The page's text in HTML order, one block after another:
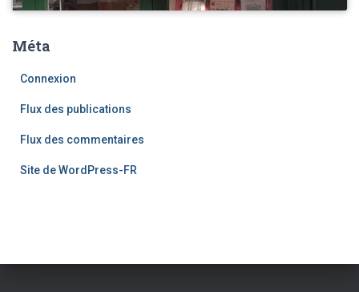
Méta
Connexion
Flux des publications
Flux des commentaires
Site de WordPress-FR